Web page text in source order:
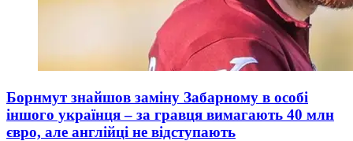
Борнмут знайшов заміну Забарному в особі
іншого українця – за гравця вимагають 40 млн
євро, але англійці не відступають